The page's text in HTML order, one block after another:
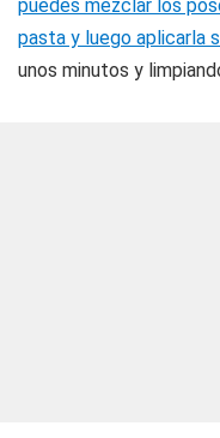
puedes mezclar los
pasta y luego aplicarla
unos minutos y